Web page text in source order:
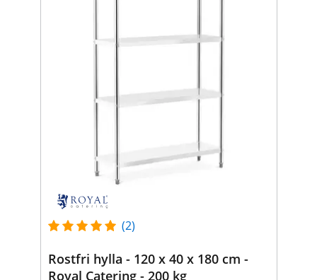
(2)
Rostfri hylla - 120 x 40 x 180 cm -
Royal Catering - 200 kg